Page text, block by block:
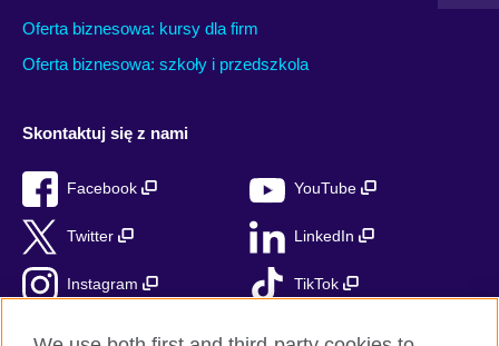
Oferta biznesowa: kursy dla firm
Oferta biznesowa: szkoły i przedszkola
Skontaktuj się z nami
Facebook YouTube
Twitter LinkedIn
Instagram TikTok